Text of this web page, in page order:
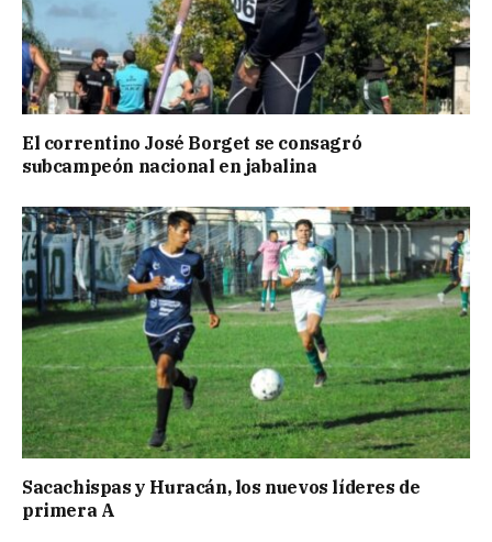
El correntino José Borget se consagró
subcampeón nacional en jabalina
Sacachispas y Huracán, los nuevos líderes de
primera A